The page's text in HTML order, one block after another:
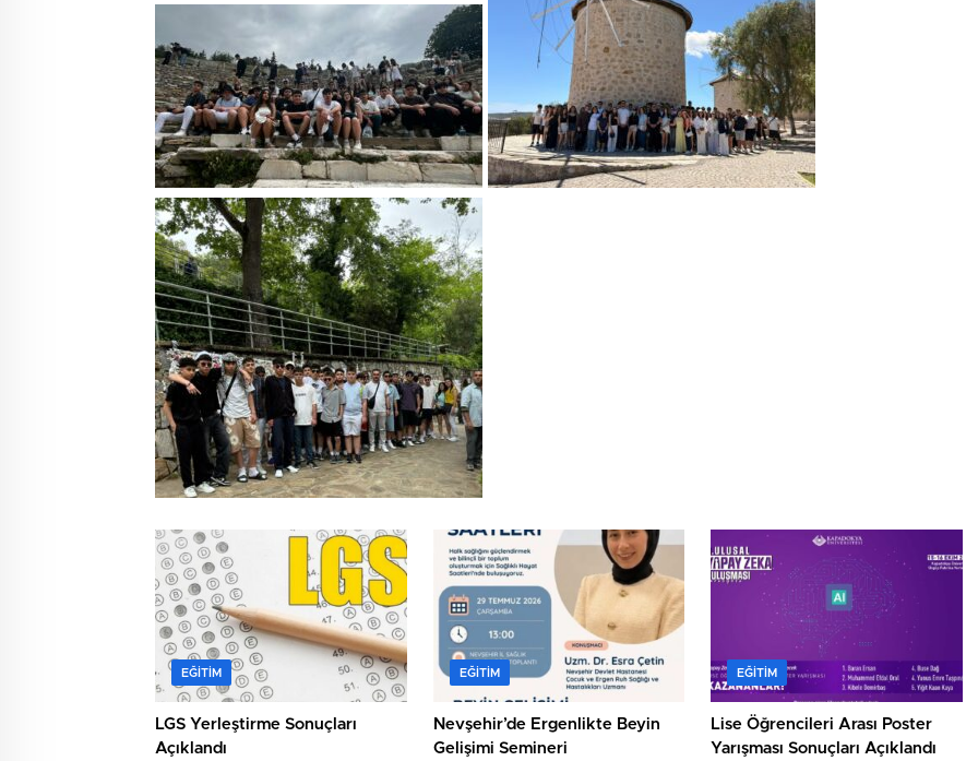
EĞITIM
LGS Yerleştirme Sonuçları
Açıklandı
EĞITIM
Nevşehir’de Ergenlikte Beyin
Gelişimi Semineri
EĞITIM
Lise Öğrencileri Arası Poster
Yarışması Sonuçları Açıklandı